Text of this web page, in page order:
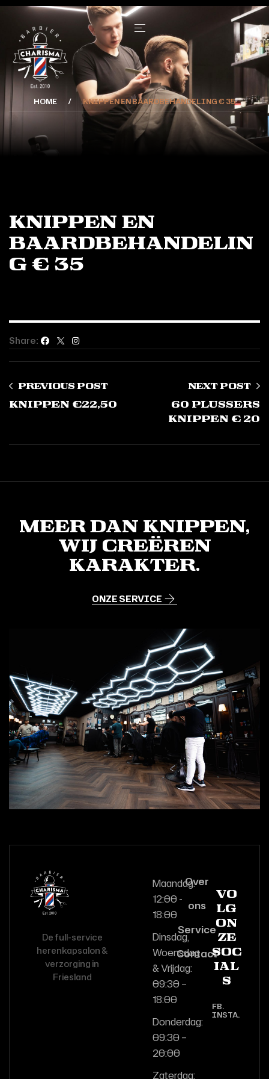
HOME KNIPPEN EN BAARDBEHANDELING € 35
knippen en
baardbehandelin
g € 35
Share:
Previous Post
knippen €22,50
Next Post
60 plussers
knippen € 20
Meer dan knippen,
Wij creëren
karakter.
ONZE SERVICE
De full-service
herenkapsalon &
verzorging in
Friesland
Maandag:
12:00 -
18:00
Dinsdag,
Woensdag
& Vrijdag:
09:30 –
18:00
Donderdag:
09:30 –
20:00
Zaterdag:
Over
ons
Service
Contact
Vo
lg
on
ze
soc
ial
s
FB.
INSTA.